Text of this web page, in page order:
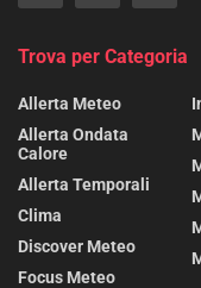
Trova per Categoria
Allerta Meteo
Allerta Ondata
Calore
Allerta Temporali
Clima
Discover Meteo
Focus Meteo